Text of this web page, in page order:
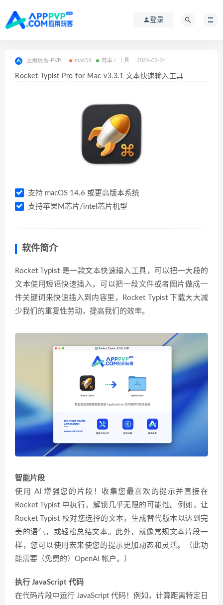
登录
应用玩客-PVP macOS 效率 / 工具 2026-02-24
Rocket Typist Pro for Mac v3.3.1 文本快速输入工具
支持 macOS 14.6 或更高版本系统
支持苹果M芯片/intel芯片机型
软件简介
Rocket Typist 是一款文本快速输入工具，可以把一大段的
文本使用短语快速插入，可以把一段文件或者图片做成一
件关键词来快速插入到内容里，Rocket Typist 下载大大减
少我们的重复性劳动，提高我们的效率。
智能片段
使用 AI 增强您的片段！收集您最喜欢的提示并直接在
Rocket Typist 中执行，解锁几乎无限的可能性。例如，让
Rocket Typist 校对您选择的文本，生成替代版本以达到完
美的语气，或轻松总结文本。此外，就像常规文本片段一
样，您可以使用宏来使您的提示更加动态和灵活。（此功
能需要（免费的）OpenAI 帐户。）
执行 JavaScript 代码
在代码片段中运行 JavaScript 代码！例如，计算距离特定日